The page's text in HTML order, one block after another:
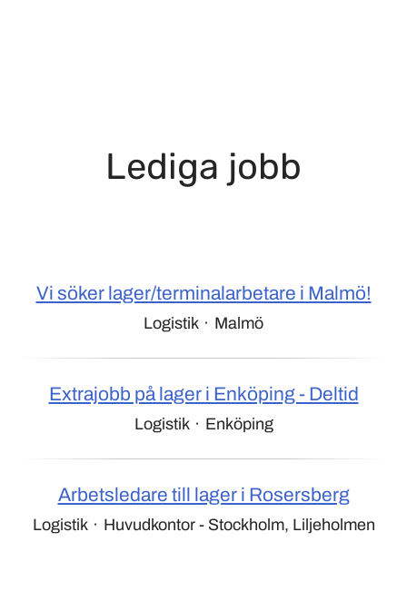
Lediga jobb
Vi söker lager/terminalarbetare i Malmö!
Logistik · Malmö
Extrajobb på lager i Enköping - Deltid
Logistik · Enköping
Arbetsledare till lager i Rosersberg
Logistik · Huvudkontor - Stockholm, Liljeholmen